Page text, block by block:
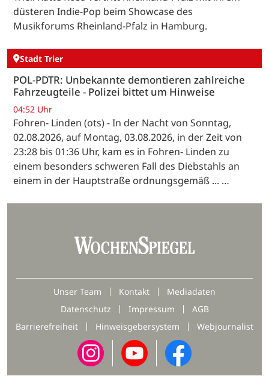
düsteren Indie-Pop beim Showcase des
Musikforums Rheinland-Pfalz in Hamburg.
Stadt Trier
POL-PDTR: Unbekannte demontieren zahlreiche
Fahrzeugteile - Polizei bittet um Hinweise
04:52 Uhr
Fohren- Linden (ots) - In der Nacht von Sonntag,
02.08.2026, auf Montag, 03.08.2026, in der Zeit von
23:28 bis 01:36 Uhr, kam es in Fohren- Linden zu
einem besonders schweren Fall des Diebstahls an
einem in der Hauptstraße ordnungsgemäß ... …
Unser Team Kontakt
Mediadaten
Datenschutz
Impressum
AGB
Barrierefreiheit
Hinweisgebersystem Webjournalist